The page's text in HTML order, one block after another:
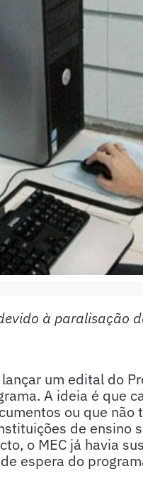
à paralisação
um edital do
A ideia é que
ou que
de ensino
o MEC já havia
espera do